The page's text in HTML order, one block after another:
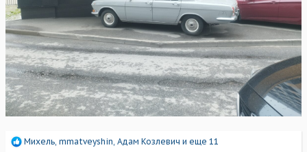
Р
Михель, mmatveyshin, Адам Козлевич и еще 11